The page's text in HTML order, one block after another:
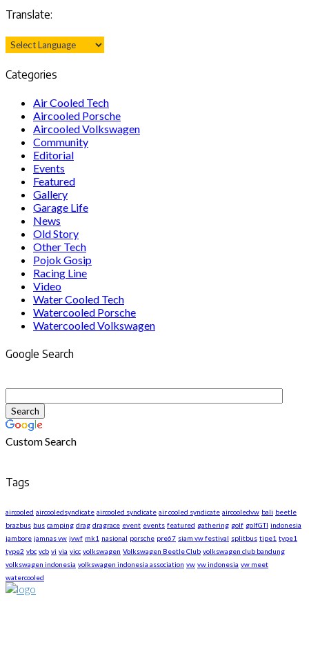
Translate:
Categories
Air Cooled Tech
Aircooled Porsche
Aircooled Volkswagen
Community
Editorial
Events
Featured
Gallery
Garage Life
News
Old Story
Other Tech
Pojok Gosip
Racing Line
Video
Water Cooled Tech
Watercooled Porsche
Watercooled Volkswagen
Google Search
Custom Search
Tags
aircooled aircooledsyndicate aircooled syndicate air cooled syndicate aircooledvw bali beetle
brazbus bus camping drag dragrace event events featured gathering golf golfGTI indonesia
jambore jamnas vw jvwf mk1 nasional porsche pre67 siam vw festival splitbus tipe1 type1
type2 vbc vcb vi via vicc volkswagen Volkswagen Beetle Club volkswagen club bandung
volkswagen indonesia volkswagen indonesia association vw vw indonesia vw meet
watercooled